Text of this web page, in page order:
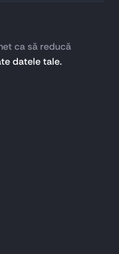
ca să reducă
datele tale.